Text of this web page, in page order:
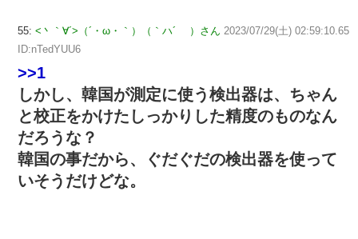
55: <丶｀∀´>（´・ω・｀）（｀ハ´ ）さん 2023/07/29(土) 02:59:10.65
ID:nTedYUU6
>>1
しかし、韓国が測定に使う検出器は、ちゃん
と校正をかけたしっかりした精度のものなん
だろうな？
韓国の事だから、ぐだぐだの検出器を使って
いそうだけどな。